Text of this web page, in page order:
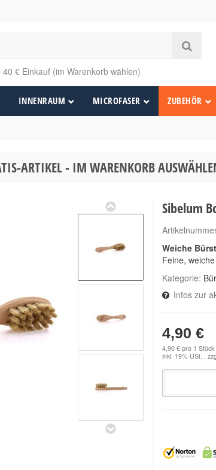
€ Einkauf (im Warenkorb wählen)
INNENRAUM MICROFASER ZUBEHÖR
ARTIKEL - IM WARENKORB
Sibelum
Weiche
Feine,
Kategorie:
Infos zur
4,90 €
4,90 € pro 1 Stück
inkl. 19% USt. ,